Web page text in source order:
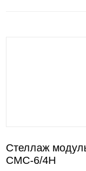
Стеллаж
СМС-6/4Н